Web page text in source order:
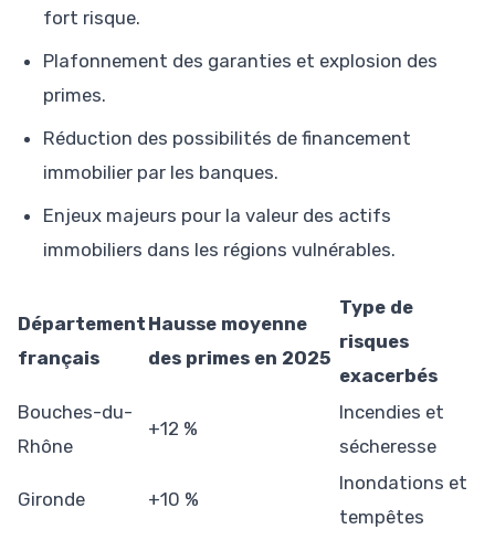
fort risque.
Plafonnement des garanties et explosion des
primes.
Réduction des possibilités de financement
immobilier par les banques.
Enjeux majeurs pour la valeur des actifs
immobiliers dans les régions vulnérables.
Département
français
Hausse moyenne
des primes en 2025
Type de
risques
exacerbés
Bouches-du-
Rhône
+12 %
Incendies et
sécheresse
Gironde +10 %
Inondations et
tempêtes